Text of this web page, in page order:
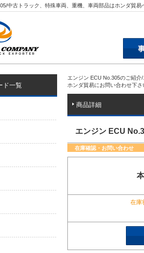
中古トラック、特殊車両、重機、車両部品はホンダ貿易
ド一覧
エンジン ECU No.305のご紹
ホンダ貿易にお問い合わせ下さ
商品詳細
エンジン ECU
在庫確認・お問い合わせ
在庫